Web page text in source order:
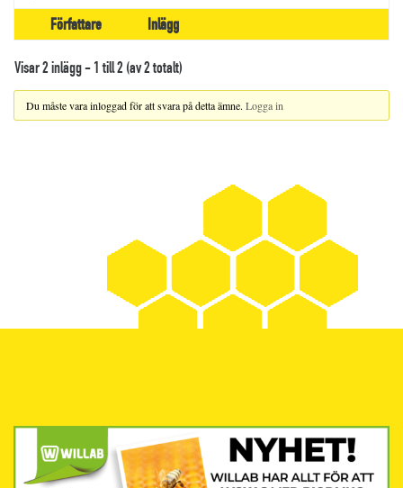
Författare Inlägg
Visar 2 inlägg - 1 till 2 (av 2 totalt)
Du måste vara inloggad för att svara på detta ämne. Logga in